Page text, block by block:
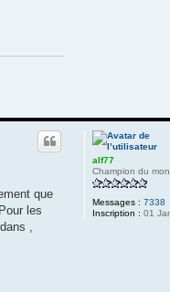
alf77
Champion du
Messages : 7338
Inscription : 01
que
les
,